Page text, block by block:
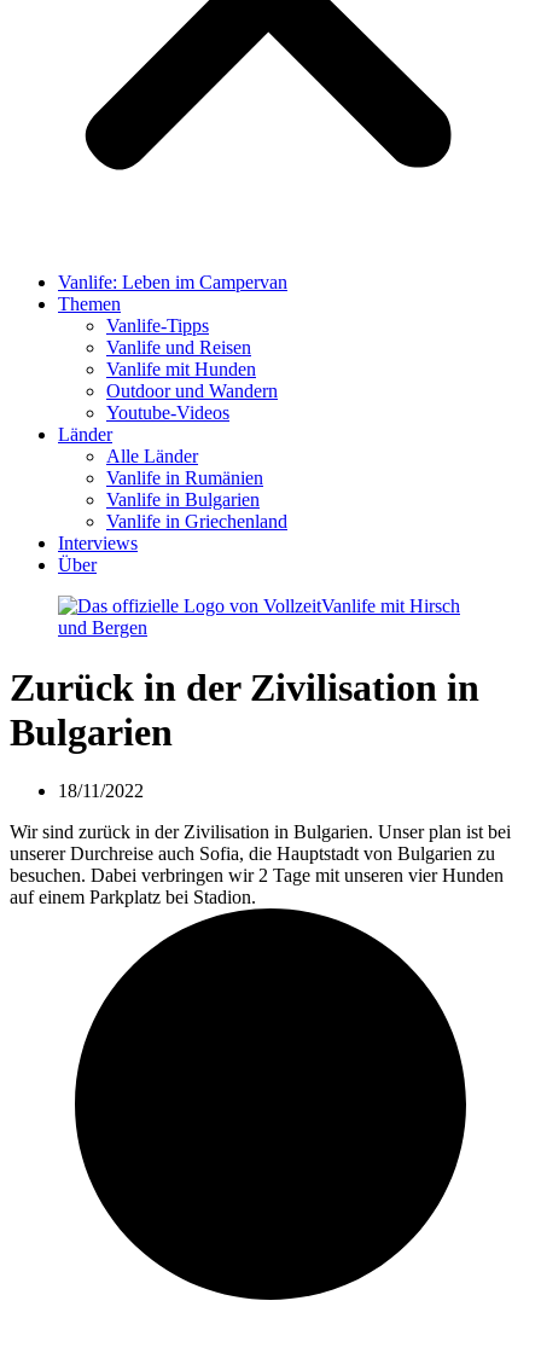
Vanlife: Leben im Campervan
Themen
Vanlife-Tipps
Vanlife und Reisen
Vanlife mit Hunden
Outdoor und Wandern
Youtube-Videos
Länder
Alle Länder
Vanlife in Rumänien
Vanlife in Bulgarien
Vanlife in Griechenland
Interviews
Über
Zurück in der Zivilisation in
Bulgarien
18/11/2022
Wir sind zurück in der Zivilisation in Bulgarien. Unser plan ist bei
unserer Durchreise auch Sofia, die Hauptstadt von Bulgarien zu
besuchen. Dabei verbringen wir 2 Tage mit unseren vier Hunden
auf einem Parkplatz bei Stadion.